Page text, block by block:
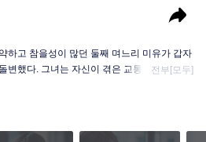
하고 참을성이 많던 둘째 며느리 미유가 갑자
변했다. 그녀는 자신이 겪은 교통사고가 우연
을 잡고 사건 배후를 조사하게 된다.
전부[모두]